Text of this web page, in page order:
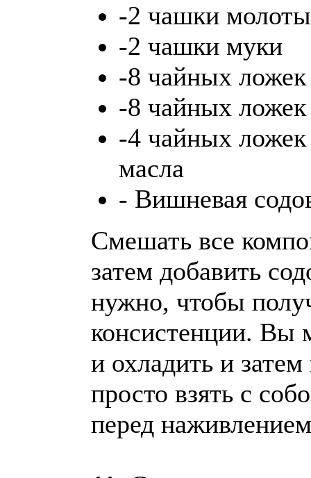
-2 чашки
-2 чашки муки
-8 чайных ложек
-8 чайных ложек
-4 чайных ложек
масла
- Вишневая
Смешать все
затем добавить
нужно, чтобы
консистенции. Вы
и охладить и
просто взять с
перед